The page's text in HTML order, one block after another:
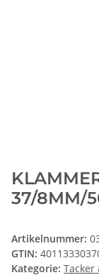
37/8MM/
Artikelnummer:
GTIN:
Kategorie: Tacker